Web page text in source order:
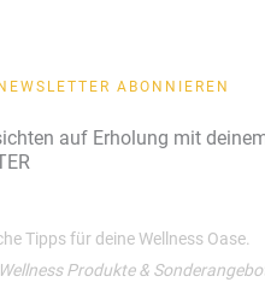
ABONNIEREN
auf Erholung mit
Tipps für deine Wellness Oase.
Produkte &